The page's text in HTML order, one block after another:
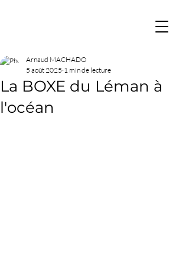
La BOXE du Léman à
l'océan
Arnaud MACHADO
5 août 2025 1 min de lecture